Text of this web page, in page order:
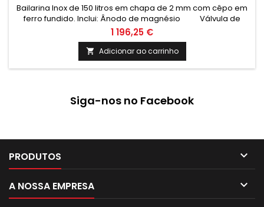
Bailarina Inox de 150 litros em chapa de 2 mm com cêpo em
ferro fundido. Inclui: Ânodo de magnésio Válvula de
segurança 6 Bar Termómetro e cordão refratário
Medidas: Altura: 1400mm Altura total com cepo: 1770mm
Diametro: 480mm
1 196,25 €
 Adicionar ao carrinho
Siga-nos no Facebook
PRODUTOS 
A NOSSA EMPRESA 